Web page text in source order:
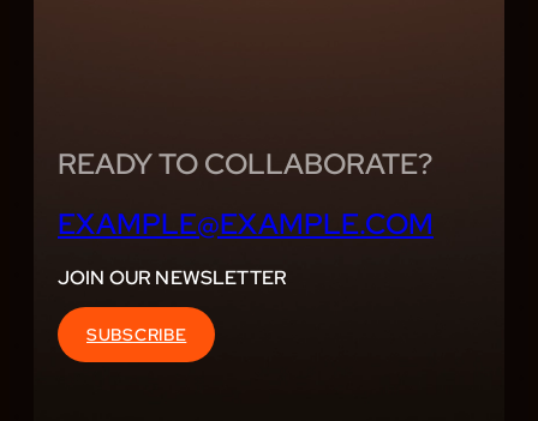
READY TO COLLABORATE?
EXAMPLE@EXAMPLE.COM
JOIN OUR NEWSLETTER
SUBSCRIBE